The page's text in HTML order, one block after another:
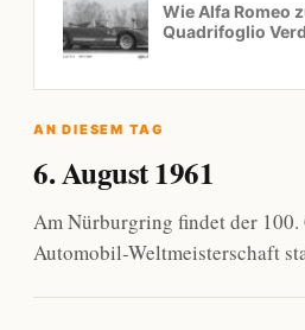
Wie Alfa Romeo
Quadrifoglio
AN DIESEM TAG
6. August 1961
Am Nürburgring findet der 100.
Automobil-Weltmeisterschaft